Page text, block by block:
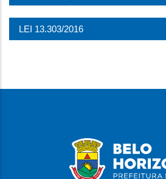
LEI 13.303/2016